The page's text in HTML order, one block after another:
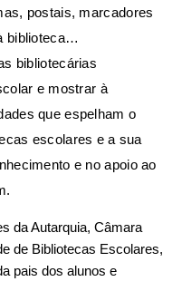
postais, marcadores
biblioteca…
bibliotecárias
e mostrar à
que espelham o
escolares e a sua
e no apoio ao
da Autarquia, Câmara
de Bibliotecas Escolares,
pais dos alunos e